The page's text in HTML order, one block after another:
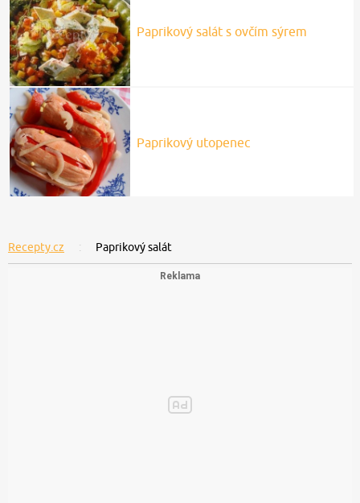
Paprikový salát s ovčím sýrem
Paprikový utopenec
Recepty.cz Paprikový salát